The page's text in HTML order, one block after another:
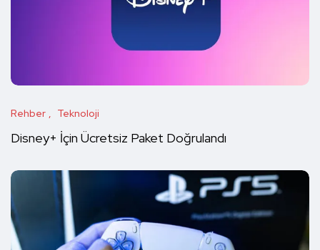
Rehber Teknoloji
Disney+ İçin Ücretsiz Paket Doğrulandı